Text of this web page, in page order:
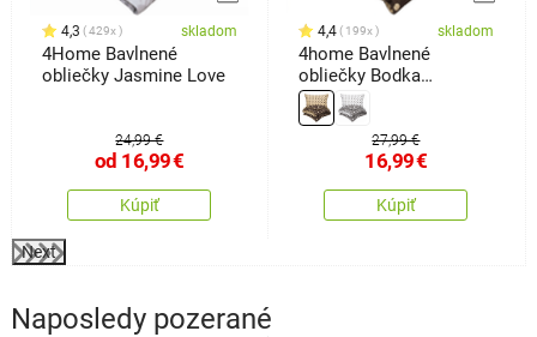
4,3 429x skladom
4Home Bavlnené
obliečky Jasmine Love
24,99 €
od 16,99€
Kúpiť
4,4 199x skladom
4home Bavlnené
obliečky Bodka
Čokoláda, 140 x 220 cm,
70 x 90 cm
27,99 €
16,99€
Kúpiť
Next
Naposledy pozerané